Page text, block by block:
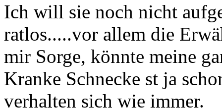
Ich will sie noch nicht
ratlos.....vor allem die
mir Sorge, könnte meine
Kranke Schnecke st ja
verhalten sich wie immer.